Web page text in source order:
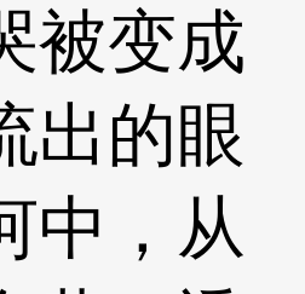
被变成
出的眼
中，从